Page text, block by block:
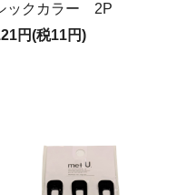
ックカラー 2P
円(税11円)